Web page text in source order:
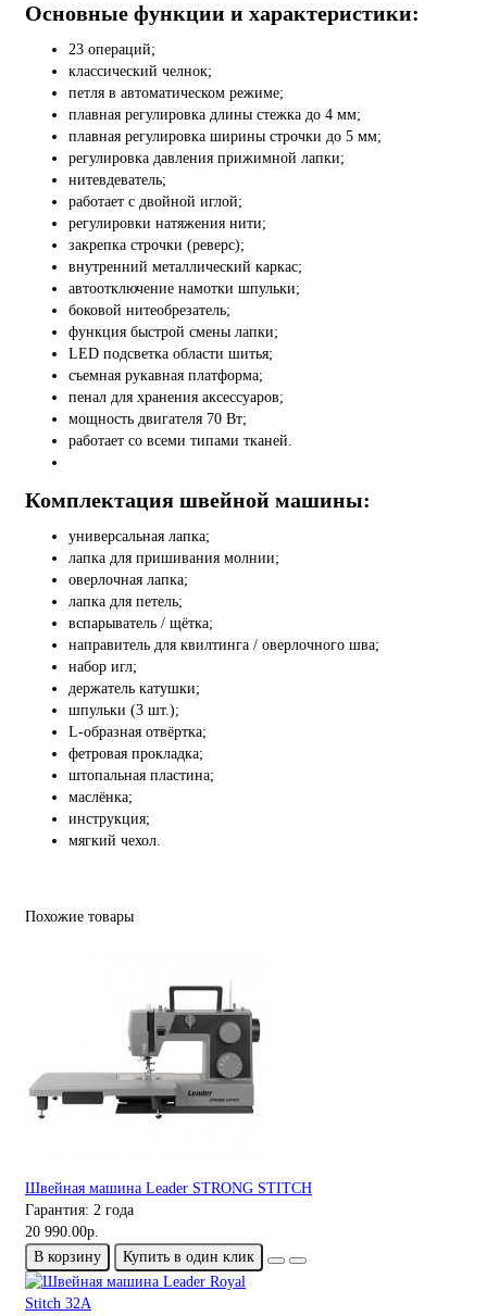
Основные функции и характеристики:
23 операций;
классический челнок;
петля в автоматическом режиме;
плавная регулировка длины стежка до 4 мм;
плавная регулировка ширины строчки до 5 мм;
регулировка давления прижимной лапки;
нитевдеватель;
работает с двойной иглой;
регулировки натяжения нити;
закрепка строчки (реверс);
внутренний металлический каркас;
автоотключение намотки шпульки;
боковой нитеобрезатель;
функция быстрой смены лапки;
LED подсветка области шитья;
съемная рукавная платформа;
пенал для хранения аксессуаров;
мощность двигателя 70 Вт;
работает со всеми типами тканей.
Комплектация швейной машины:
универсальная лапка;
лапка для пришивания молнии;
оверлочная лапка;
лапка для петель;
вспарыватель / щётка;
направитель для квилтинга / оверлочного шва;
набор игл;
держатель катушки;
шпульки (3 шт.);
L-образная отвёртка;
фетровая прокладка;
штопальная пластина;
маслёнка;
инструкция;
мягкий чехол.
Похожие товары
Швейная машина Leader STRONG STITCH
Гарантия: 2 года
20 990.00р.
В корзину
Купить в один клик